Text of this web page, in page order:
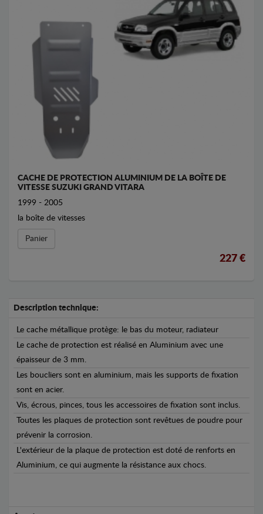
CACHE DE PROTECTION ALUMINIUM DE LA BOÎTE DE
VITESSE SUZUKI GRAND VITARA
1999 - 2005
la boîte de vitesses
Panier
227 €
Description technique:
Le cache métallique protège: le bas du moteur, radiateur
Le cache de protection est réalisé en Aluminium avec une
épaisseur de 3 mm.
Les boucliers sont en aluminium, mais les supports de fixation
sont en acier.
Vis, écrous, pinces, tous les accessoires de fixation sont inclus.
Toutes les plaques de protection sont revêtues de poudre pour
prévenir la corrosion.
L'extérieur de la plaque de protection est doté de renforts en
Aluminium, ce qui augmente la résistance aux chocs.